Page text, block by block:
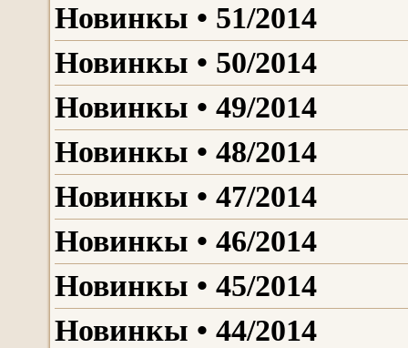
Новинкы • 51/2014
Новинкы • 50/2014
Новинкы • 49/2014
Новинкы • 48/2014
Новинкы • 47/2014
Новинкы • 46/2014
Новинкы • 45/2014
Новинкы • 44/2014